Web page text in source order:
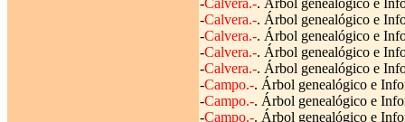
-Calvera.-. Árbol genealógico e
-Calvera.-. Árbol genealógico e
-Calvera.-. Árbol genealógico e
-Calvera.-. Árbol genealógico e
-Calvera.-. Árbol genealógico e
-Campo.-. Árbol genealógico e
-Campo.-. Árbol genealógico e
-Campo.-. Árbol genealógico e